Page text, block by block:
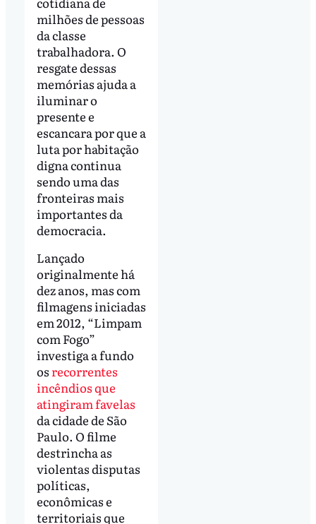
milhões de pessoas
da classe
trabalhadora. O
resgate dessas
memórias ajuda a
iluminar o
presente e
escancara por que a
luta por habitação
digna continua
sendo uma das
fronteiras mais
importantes da
democracia.
Lançado
originalmente há
dez anos, mas com
filmagens iniciadas
em 2012, “Limpam
com Fogo”
investiga a fundo
os recorrentes
incêndios que
atingiram favelas
da cidade de São
Paulo. O filme
destrincha as
violentas disputas
políticas,
econômicas e
territoriais que